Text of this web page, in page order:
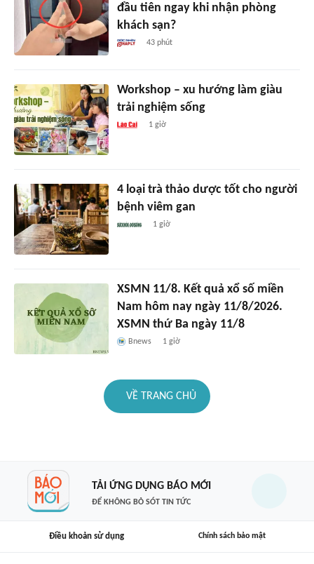
đầu tiên ngay khi nhận phòng
khách sạn?
43 phút
Workshop – xu hướng làm giàu
trải nghiệm sống
1 giờ
4 loại trà thảo dược tốt cho người
bệnh viêm gan
1 giờ
XSMN 11/8. Kết quả xổ số miền
Nam hôm nay ngày 11/8/2026.
XSMN thứ Ba ngày 11/8
Bnews 1 giờ
VỀ TRANG CHỦ
TẢI ỨNG DỤNG BÁO MỚI
ĐỂ KHÔNG BỎ SÓT TIN TỨC
Điều khoản sử dụng Chính sách bảo mật